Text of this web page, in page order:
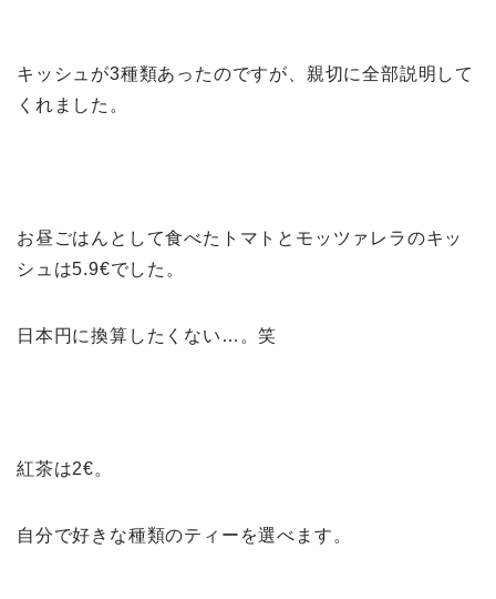
キッシュが3種類あったのですが、親切に全部説明して
くれました。
お昼ごはんとして食べたトマトとモッツァレラのキッ
シュは5.9€でした。
日本円に換算したくない…。笑
紅茶は2€。
自分で好きな種類のティーを選べます。